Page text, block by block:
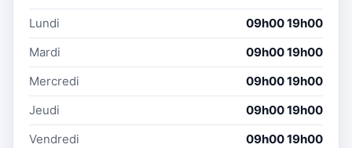
Lundi
09h00 19h00
Mardi
09h00 19h00
Mercredi
09h00 19h00
Jeudi
09h00 19h00
Vendredi
09h00 19h00